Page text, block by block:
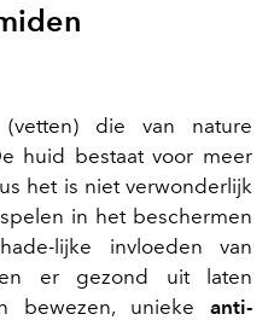
die van nature
huid bestaat voor meer
het is niet verwonderlijk
in het beschermen
lijke invloeden van
er gezond uit laten
bewezen, unieke anti-